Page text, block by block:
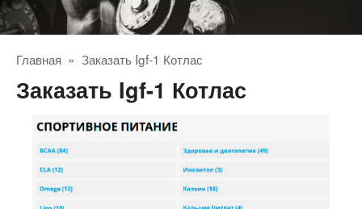
Главная » Заказать Igf-1 Котлас
Заказать Igf-1 Котлас